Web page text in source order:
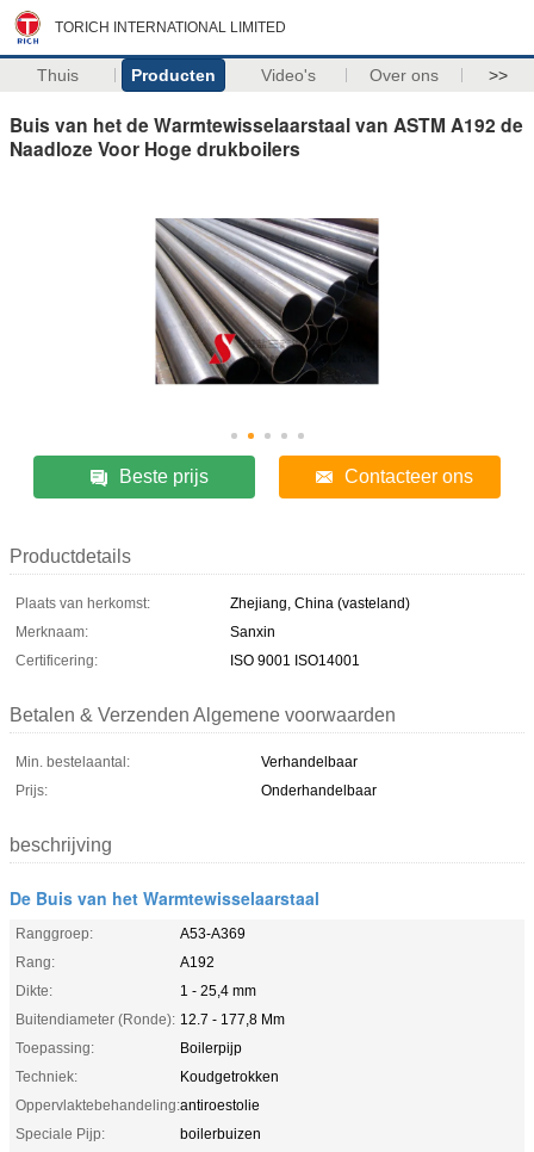
TORICH INTERNATIONAL LIMITED
Thuis Producten Video's Over ons >>
Buis van het de Warmtewisselaarstaal van ASTM A192 de
Naadloze Voor Hoge drukboilers
Beste prijs Contacteer ons
Productdetails
Plaats van herkomst:
Zhejiang, China (vasteland)
Merknaam:
Sanxin
Certificering:
ISO 9001 ISO14001
Betalen & Verzenden Algemene voorwaarden
Min. bestelaantal:
Verhandelbaar
Prijs:
Onderhandelbaar
beschrijving
De Buis van het Warmtewisselaarstaal
Ranggroep:
A53-A369
Rang:
A192
Dikte:
1 - 25,4 mm
Buitendiameter (Ronde): 12.7 - 177,8 Mm
Toepassing:
Boilerpijp
Techniek:
Koudgetrokken
Oppervlaktebehandeling:antiroestolie
Speciale Pijp:
boilerbuizen